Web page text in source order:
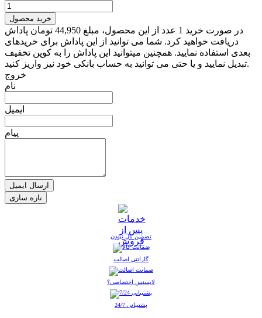
خرید محصول
در صورت خرید 1 عدد از این محصول، مبلغ 44,950 تومان پاداش
دریافت خواهید کرد. شما می توانید از این پاداش برای خریدهای
بعدی استفاده نمایید. همچنین میتوانید این پاداش را به کوپن تخفیف
تبدیل نمایید و یا حتی می توانید به حساب بانکی خود نیز واریز کنید.
خروج
نام
ایمیل
پیام
ارسال ایمیل
تضمین نال نبودن
گارانتی اصالت
لایسنس اختصاصی؟
پشتیبانی 24/7